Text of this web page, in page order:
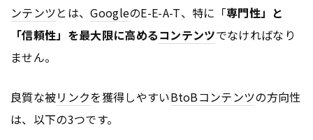
ンテンツとは、GoogleのE-E-A-T、特に「専門性」と
「信頼性」を最大限に高めるコンテンツでなければなり
ません。
良質な被リンクを獲得しやすいBtoBコンテンツの方向性
は、以下の3つです。